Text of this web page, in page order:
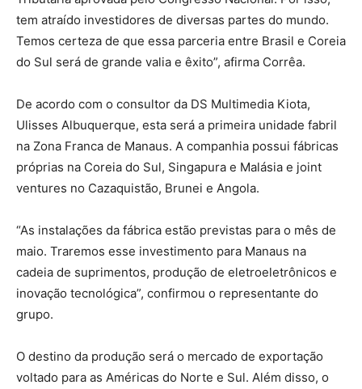
tem atraído investidores de diversas partes do mundo.
Temos certeza de que essa parceria entre Brasil e Coreia
do Sul será de grande valia e êxito”, afirma Corrêa.
De acordo com o consultor da DS Multimedia Kiota,
Ulisses Albuquerque, esta será a primeira unidade fabril
na Zona Franca de Manaus. A companhia possui fábricas
próprias na Coreia do Sul, Singapura e Malásia e joint
ventures no Cazaquistão, Brunei e Angola.
“As instalações da fábrica estão previstas para o mês de
maio. Traremos esse investimento para Manaus na
cadeia de suprimentos, produção de eletroeletrônicos e
inovação tecnológica”, confirmou o representante do
grupo.
O destino da produção será o mercado de exportação
voltado para as Américas do Norte e Sul. Além disso, o